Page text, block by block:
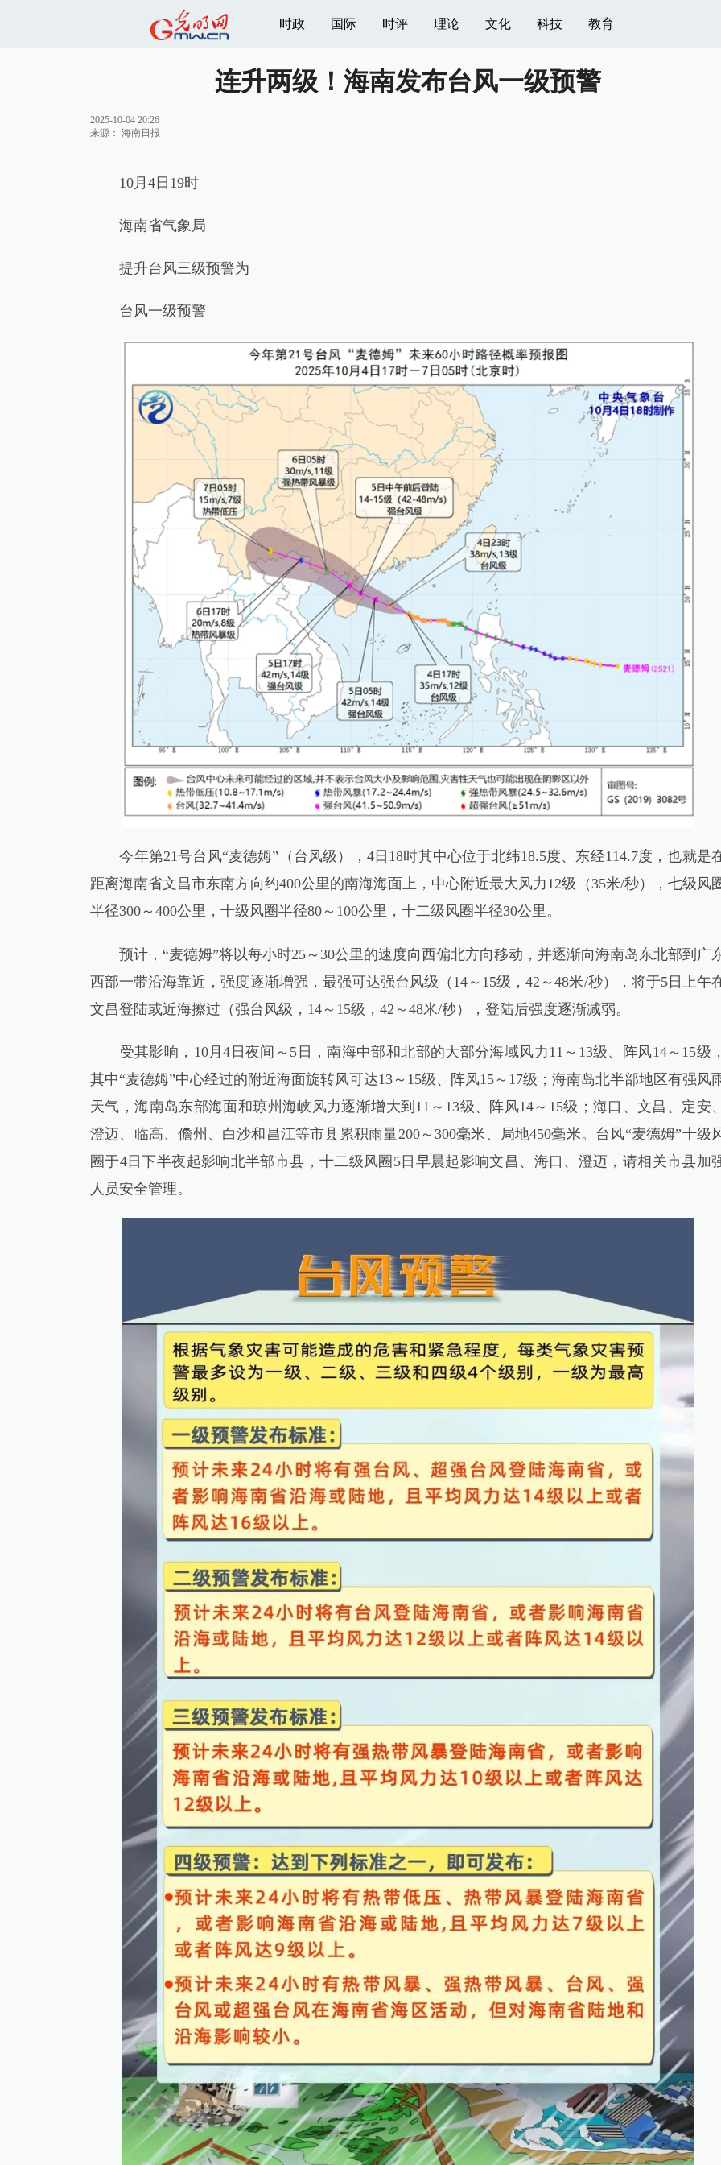
时政 国际 时评 理论 文化 科技 教育
连升两级！海南发布台风一级预警
2025-10-04 20:26
来源： 海南日报
10月4日19时
海南省气象局
提升台风三级预警为
台风一级预警
今年第21号台风“麦德姆”（台风级），4日18时其中心位于北纬18.5度、东经114.7度，也就是
距离海南省文昌市东南方向约400公里的南海海面上，中心附近最大风力12级（35米/秒），七级风
半径300～400公里，十级风圈半径80～100公里，十二级风圈半径30公里。
预计，“麦德姆”将以每小时25～30公里的速度向西偏北方向移动，并逐渐向海南岛东北部到广
西部一带沿海靠近，强度逐渐增强，最强可达强台风级（14～15级，42～48米/秒），将于5日上午
文昌登陆或近海擦过（强台风级，14～15级，42～48米/秒），登陆后强度逐渐减弱。
受其影响，10月4日夜间～5日，南海中部和北部的大部分海域风力11～13级、阵风14～15级，
其中“麦德姆”中心经过的附近海面旋转风可达13～15级、阵风15～17级；海南岛北半部地区有强风
天气，海南岛东部海面和琼州海峡风力逐渐增大到11～13级、阵风14～15级；海口、文昌、定安、
澄迈、临高、儋州、白沙和昌江等市县累积雨量200～300毫米、局地450毫米。台风“麦德姆”十级
圈于4日下半夜起影响北半部市县，十二级风圈5日早晨起影响文昌、海口、澄迈，请相关市县加
人员安全管理。